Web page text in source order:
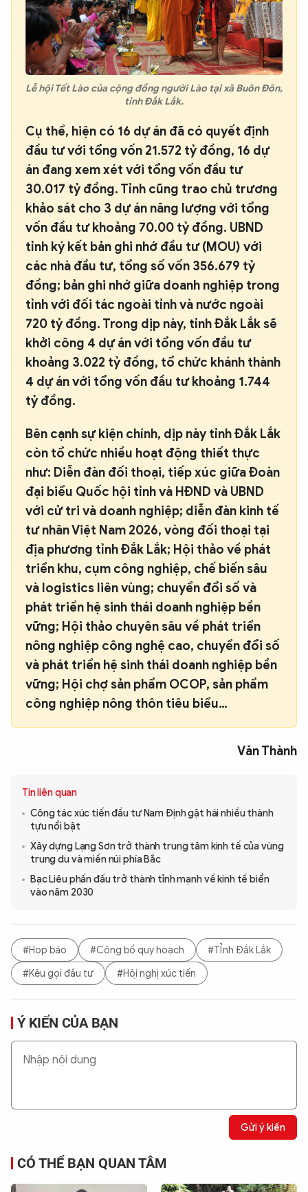
Lễ hội Tết Lào của cộng đồng người Lào tại xã Buôn Đôn,
tỉnh Đắk Lắk.
Cụ thể, hiện có 16 dự án đã có quyết định
đầu tư với tổng vốn 21.572 tỷ đồng, 16 dự
án đang xem xét với tổng vốn đầu tư
30.017 tỷ đồng. Tỉnh cũng trao chủ trương
khảo sát cho 3 dự án năng lượng với tổng
vốn đầu tư khoảng 70.00 tỷ đồng. UBND
tỉnh ký kết bản ghi nhớ đầu tư (MOU) với
các nhà đầu tư, tổng số vốn 356.679 tỷ
đồng; bản ghi nhớ giữa doanh nghiệp trong
tỉnh với đối tác ngoài tỉnh và nước ngoài
720 tỷ đồng. Trong dịp này, tỉnh Đắk Lắk sẽ
khởi công 4 dự án với tổng vốn đầu tư
khoảng 3.022 tỷ đồng, tổ chức khánh thành
4 dự án với tổng vốn đầu tư khoảng 1.744
tỷ đồng.
Bên cạnh sự kiện chính, dịp này tỉnh Đắk Lắk
còn tổ chức nhiều hoạt động thiết thực
như: Diễn đàn đối thoại, tiếp xúc giữa Đoàn
đại biểu Quốc hội tỉnh và HĐND và UBND
với cử tri và doanh nghiệp; diễn đàn kinh tế
tư nhân Việt Nam 2026, vòng đối thoại tại
địa phương tỉnh Đắk Lắk; Hội thảo về phát
triển khu, cụm công nghiệp, chế biến sâu
và logistics liên vùng; chuyển đổi số và
phát triển hệ sinh thái doanh nghiệp bền
vững; Hội thảo chuyên sâu về phát triển
nông nghiệp công nghệ cao, chuyển đổi số
và phát triển hệ sinh thái doanh nghiệp bền
vững; Hội chợ sản phẩm OCOP, sản phẩm
công nghiệp nông thôn tiêu biểu…
Văn Thành
Tin liên quan
Công tác xúc tiến đầu tư Nam Định gặt hái nhiều thành
tựu nổi bật
Xây dựng Lạng Sơn trở thành trung tâm kinh tế của vùng
trung du và miền núi phía Bắc
Bạc Liêu phấn đấu trở thành tỉnh mạnh về kinh tế biển
vào năm 2030
#Họp báo #Công bố quy hoạch
#TỈnh Đắk Lắk
#Kêu gọi đầu tư
#Hội nghị xúc tiến
Ý KIẾN CỦA BẠN
Gửi ý kiến
CÓ THỂ BẠN QUAN TÂM